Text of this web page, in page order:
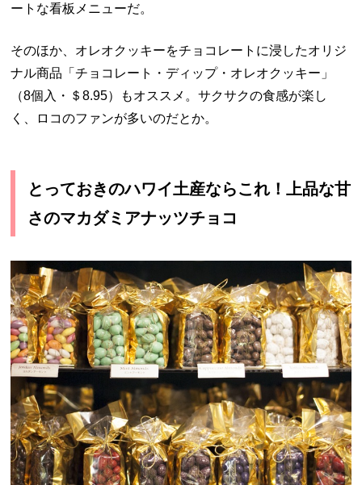
ートな看板メニューだ。
そのほか、オレオクッキーをチョコレートに浸したオリジ
ナル商品「チョコレート・ディップ・オレオクッキー」
（8個入・＄8.95）もオススメ。サクサクの食感が楽し
く、ロコのファンが多いのだとか。
とっておきのハワイ土産ならこれ！上品な甘
さのマカダミアナッツチョコ